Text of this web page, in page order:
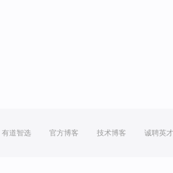
有道智选 官方博客 技术博客 诚聘英才